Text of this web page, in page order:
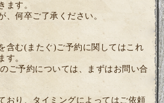
ます。
、何卒ご了承ください。
含む(またぐ)ご予約に関してはこれ
す。
ご予約については、まずはお問い合
おり、タイミングによってはご依頼